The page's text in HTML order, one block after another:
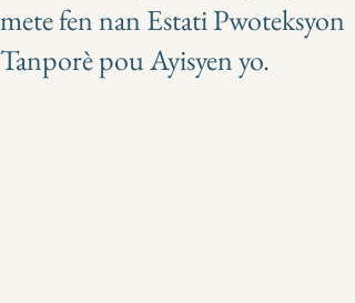
mete fen nan Estati Pwoteksyon
Tanporè pou Ayisyen yo.